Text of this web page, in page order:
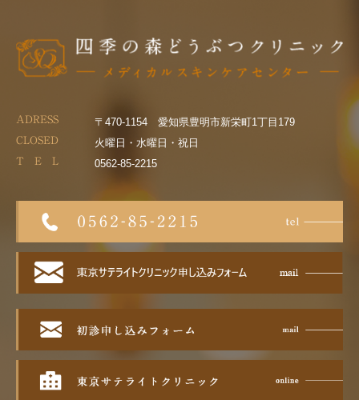
ADRESS 〒470-1154 愛知県豊明市新栄町1丁目179
CLOSED 火曜日・水曜日・祝日
T E L 0562-85-2215